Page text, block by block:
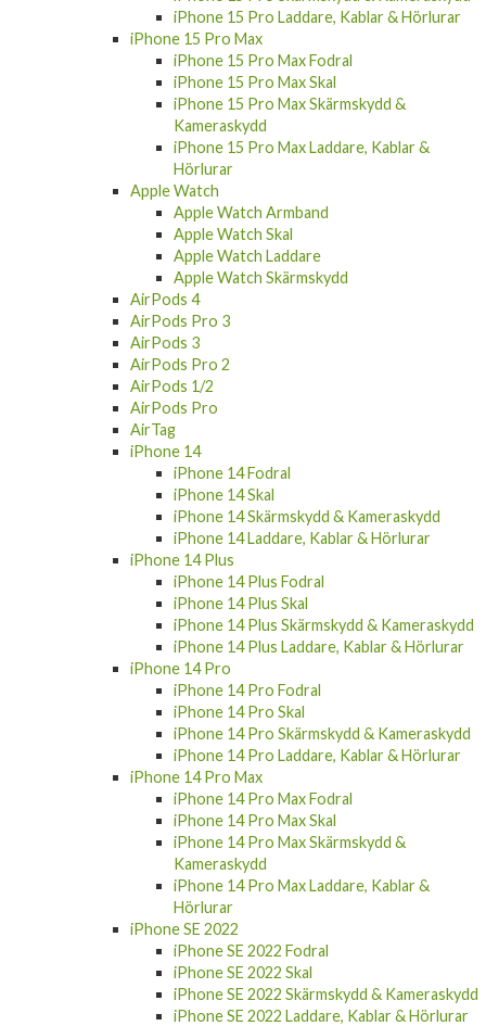
iPhone 15 Pro Laddare, Kablar & Hörlurar
iPhone 15 Pro Max
iPhone 15 Pro Max Fodral
iPhone 15 Pro Max Skal
iPhone 15 Pro Max Skärmskydd &
Kameraskydd
iPhone 15 Pro Max Laddare, Kablar &
Hörlurar
Apple Watch
Apple Watch Armband
Apple Watch Skal
Apple Watch Laddare
Apple Watch Skärmskydd
AirPods 4
AirPods Pro 3
AirPods 3
AirPods Pro 2
AirPods 1/2
AirPods Pro
AirTag
iPhone 14
iPhone 14 Fodral
iPhone 14 Skal
iPhone 14 Skärmskydd & Kameraskydd
iPhone 14 Laddare, Kablar & Hörlurar
iPhone 14 Plus
iPhone 14 Plus Fodral
iPhone 14 Plus Skal
iPhone 14 Plus Skärmskydd & Kameraskydd
iPhone 14 Plus Laddare, Kablar & Hörlurar
iPhone 14 Pro
iPhone 14 Pro Fodral
iPhone 14 Pro Skal
iPhone 14 Pro Skärmskydd & Kameraskydd
iPhone 14 Pro Laddare, Kablar & Hörlurar
iPhone 14 Pro Max
iPhone 14 Pro Max Fodral
iPhone 14 Pro Max Skal
iPhone 14 Pro Max Skärmskydd &
Kameraskydd
iPhone 14 Pro Max Laddare, Kablar &
Hörlurar
iPhone SE 2022
iPhone SE 2022 Fodral
iPhone SE 2022 Skal
iPhone SE 2022 Skärmskydd & Kameraskydd
iPhone SE 2022 Laddare, Kablar & Hörlurar